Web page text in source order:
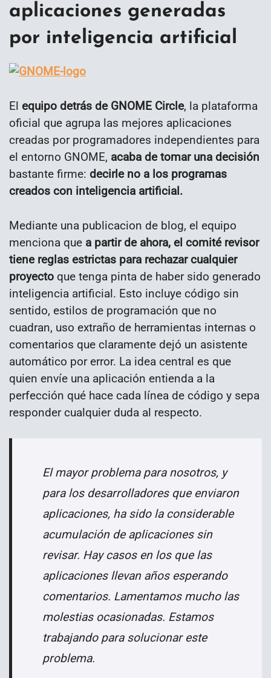
aplicaciones generadas
por inteligencia artificial
El equipo detrás de GNOME Circle, la plataforma
oficial que agrupa las mejores aplicaciones
creadas por programadores independientes para
el entorno GNOME, acaba de tomar una decisión
bastante firme: decirle no a los programas
creados con inteligencia artificial.
Mediante una publicacion de blog, el equipo
menciona que a partir de ahora, el comité revisor
tiene reglas estrictas para rechazar cualquier
proyecto que tenga pinta de haber sido generado
inteligencia artificial. Esto incluye código sin
sentido, estilos de programación que no
cuadran, uso extraño de herramientas internas o
comentarios que claramente dejó un asistente
automático por error. La idea central es que
quien envíe una aplicación entienda a la
perfección qué hace cada línea de código y sepa
responder cualquier duda al respecto.
El mayor problema para nosotros, y
para los desarrolladores que enviaron
aplicaciones, ha sido la considerable
acumulación de aplicaciones sin
revisar. Hay casos en los que las
aplicaciones llevan años esperando
comentarios. Lamentamos mucho las
molestias ocasionadas. Estamos
trabajando para solucionar este
problema.